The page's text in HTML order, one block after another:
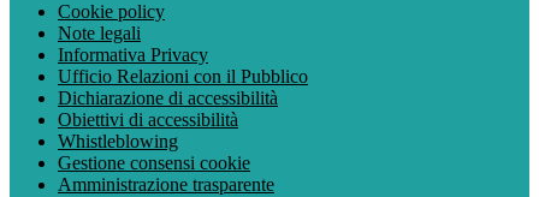
Cookie policy
Note legali
Informativa Privacy
Ufficio Relazioni con il Pubblico
Dichiarazione di accessibilità
Obiettivi di accessibilità
Whistleblowing
Gestione consensi cookie
Amministrazione trasparente